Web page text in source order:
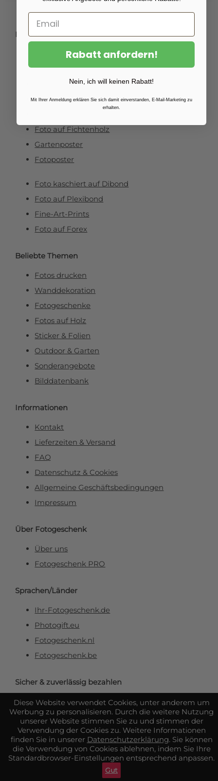
Diese Website verwendet Cookies, unter anderem um
Werbung zu personalisieren. Durch die weitere Nutzung
unserer Website stimmen Sie zu und stimmen der
Verwendung der Cookies zu. Weitere Informationen
finden Sie in unserer Datenschutzerklärung. Sie können
die Verwendung von Cookies ablehnen, indem Sie Ihre
Standardbrowser-Einstellungen entsprechend anpassen.
Gut
Produkte
Fotoabzüge
Fotovergrößerungen
Foto auf Plexiglas (Acrylglas)
Foto auf Aluminium
Foto auf Fichtenholz
Gartenposter
Fotoposter
Foto kaschiert auf Dibond
Foto auf Plexibond
Fine-Art-Prints
Foto auf Forex
Beliebte Themen
Fotos drucken
Wanddekoration
Fotogeschenke
Fotos auf Holz
Sticker & Folien
Outdoor & Garten
Sonderangebote
Bilddatenbank
Informationen
Kontakt
Lieferzeiten & Versand
FAQ
Datenschutz & Cookies
Allgemeine Geschäftsbedingungen
Impressum
Über Fotogeschenk
Über uns
Fotogeschenk PRO
Sprachen/Länder
Ihr-Fotogeschenk.de
Photogift.eu
Fotogeschenk.nl
Fotogeschenk.be
Sicher & zuverlässig bezahlen
Rabatt anfordern!
Nein, ich will keinen Rabatt!
Mit Ihrer Anmeldung erklären Sie sich damit einverstanden, E-Mail-Marketing zu
erhalten.